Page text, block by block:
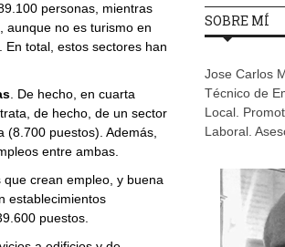
personas, mientras
aunque no es turismo en
total, estos sectores han
. De hecho, en cuarta
de hecho, de un sector
puestos). Además,
entre ambas.
crean empleo, y buena
establecimientos
puestos.
SOBRE MÍ
Jose Carlos
Técnico de
Local.
Laboral.